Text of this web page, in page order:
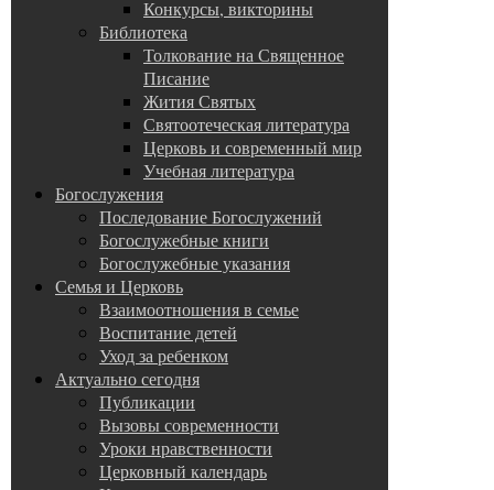
Конкурсы, викторины
Библиотека
Толкование на Священное
Писание
Жития Святых
Святоотеческая литература
Церковь и современный мир
Учебная литература
Богослужения
Последование Богослужений
Богослужебные книги
Богослужебные указания
Семья и Церковь
Взаимоотношения в семье
Воспитание детей
Уход за ребенком
Актуально сегодня
Публикации
Вызовы современности
Уроки нравственности
Церковный календарь